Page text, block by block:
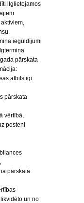
ilglietojamos
ieguldījumi
pārskata
atbilstīgi
pārskata
vērtībā,
posteni
pārskata
un no